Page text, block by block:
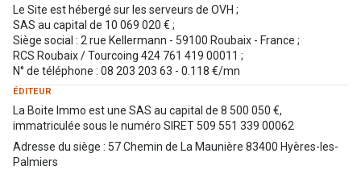
Le Site est hébergé sur les serveurs de OVH ;
SAS au capital de 10 069 020 € ;
Siège social : 2 rue Kellermann - 59100 Roubaix - France ;
RCS Roubaix / Tourcoing 424 761 419 00011 ;
N° de téléphone : 08 203 203 63 - 0.118 €/mn
ÉDITEUR
La Boite Immo est une SAS au capital de 8 500 050 €,
immatriculée sous le numéro SIRET 509 551 339 00062
Adresse du siège : 57 Chemin de La Maunière 83400 Hyères-les-
Palmiers